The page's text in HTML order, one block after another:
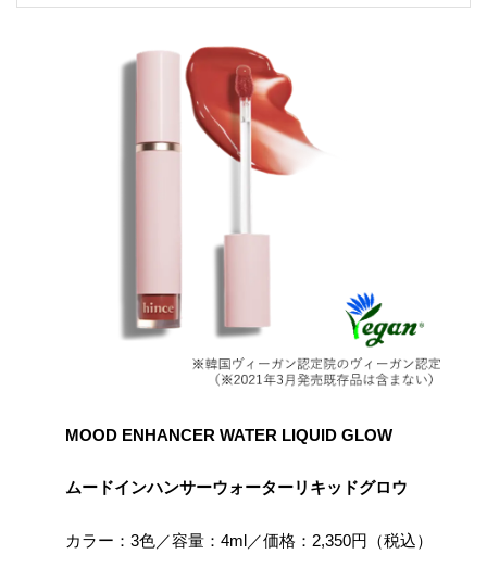
MOOD ENHANCER WATER LIQUID GLOW
ムードインハンサーウォーターリキッドグロウ
カラー：3色／容量：4ml／価格：2,350円（税込）